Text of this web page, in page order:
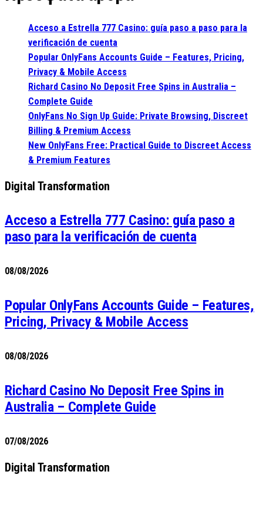
Acceso a Estrella 777 Casino: guía paso a paso para la
verificación de cuenta
Popular OnlyFans Accounts Guide – Features, Pricing,
Privacy & Mobile Access
Richard Casino No Deposit Free Spins in Australia –
Complete Guide
OnlyFans No Sign Up Guide: Private Browsing, Discreet
Billing & Premium Access
New OnlyFans Free: Practical Guide to Discreet Access
& Premium Features
Digital Transformation
Acceso a Estrella 777 Casino: guía paso a
paso para la verificación de cuenta
08/08/2026
Popular OnlyFans Accounts Guide – Features,
Pricing, Privacy & Mobile Access
08/08/2026
Richard Casino No Deposit Free Spins in
Australia – Complete Guide
07/08/2026
Digital Transformation